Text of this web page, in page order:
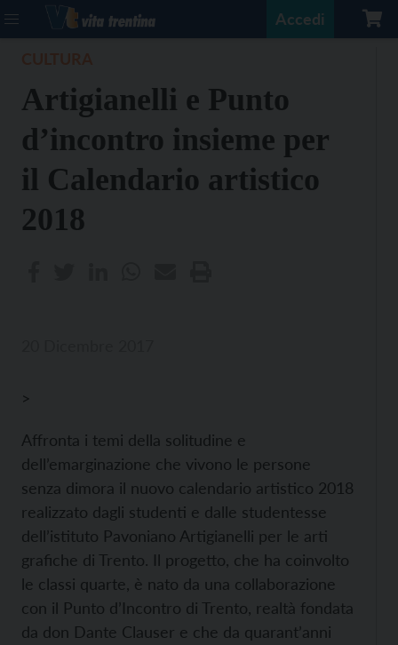
Accedi
Artigianelli e Punto
d’incontro insieme per
il Calendario artistico
2018
>
Affronta i temi della solitudine e
dell’emarginazione che vivono le persone
senza dimora il nuovo calendario artistico 2018
realizzato dagli studenti e dalle studentesse
dell’istituto Pavoniano Artigianelli per le arti
grafiche di Trento. Il progetto, che ha coinvolto
le classi quarte, è nato da una collaborazione
con il Punto d’Incontro di Trento, realtà fondata
da don Dante Clauser e che da quarant’anni